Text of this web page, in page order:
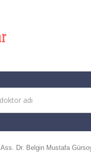
Ass. Dr. Belgin Mustafa